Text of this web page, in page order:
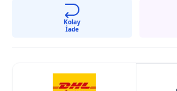
Kolay
İade